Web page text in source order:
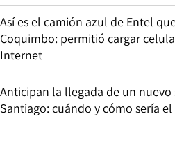
Así es el camión azul de Entel
Coquimbo: permitió cargar
Internet
Anticipan la llegada de un
Santiago: cuándo y cómo sería